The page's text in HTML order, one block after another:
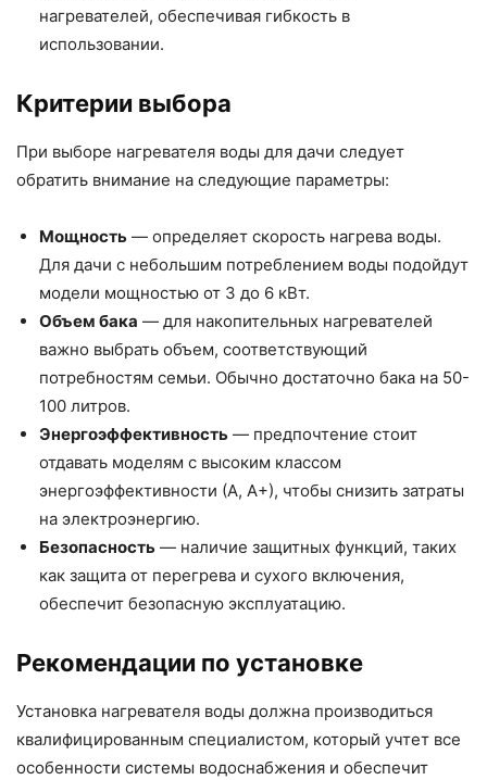
нагревателей, обеспечивая гибкость в
использовании.
Критерии выбора
При выборе нагревателя воды для дачи следует
обратить внимание на следующие параметры:
Мощность — определяет скорость нагрева воды.
Для дачи с небольшим потреблением воды подойдут
модели мощностью от 3 до 6 кВт.
Объем бака — для накопительных нагревателей
важно выбрать объем, соответствующий
потребностям семьи. Обычно достаточно бака на 50-
100 литров.
Энергоэффективность — предпочтение стоит
отдавать моделям с высоким классом
энергоэффективности (А, А+), чтобы снизить затраты
на электроэнергию.
Безопасность — наличие защитных функций, таких
как защита от перегрева и сухого включения,
обеспечит безопасную эксплуатацию.
Рекомендации по установке
Установка нагревателя воды должна производиться
квалифицированным специалистом, который учтет все
особенности системы водоснабжения и обеспечит